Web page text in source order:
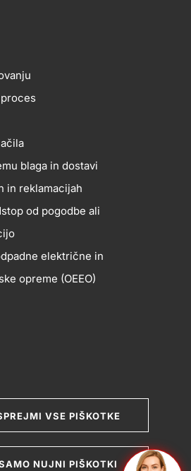
VSE PIŠKOTKE
NUJNI PIŠKOTKI
blaga in dostavi
in reklamacijah
od pogodbe ali
električne in
opreme (OEEO)